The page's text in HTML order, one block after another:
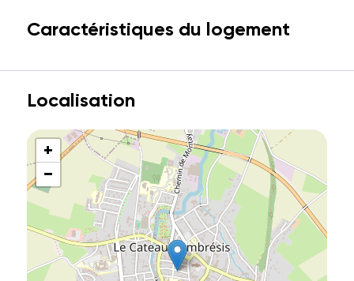
Caractéristiques du logement
Localisation
+
−